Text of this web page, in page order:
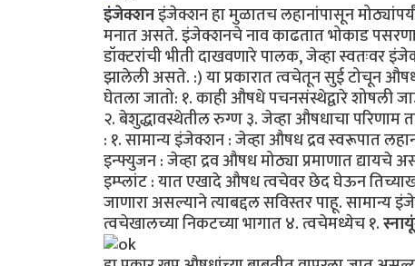
इंजेक्शनइंजेक्शन हा मुळातच लहानांपासून
मनात असते. इंजेक्शनचे नाव काढतात भोकाड
डॉक्टरांची भीती दाखवणारे पालक, जेव्हा स्वतःवर
झालेली असते. :) या प्रकारात त्वचेतून सुई टोचून
घेतला जातो: १. काही औषधे पचनसंस्थेद्वारे शोषली
२. बेशुद्धावस्थेतील रुग्ण ३. जेव्हा औषधाचा परिणाम
: १. सामान्य इंजेक्शन : जेव्हा औषध द्रव स्वरूपात
इन्फ्युजन : जेव्हा द्रव औषध मोठ्या प्रमाणात
इम्प्लांट : यात एखादे औषध त्वचेवर छेद घेऊन
जाणारा असल्याने त्याबद्दल सविस्तर पाहू. सामान्य
त्वचेखालच्या निकटच्या भागात ४. त्वचेमध्येच १.